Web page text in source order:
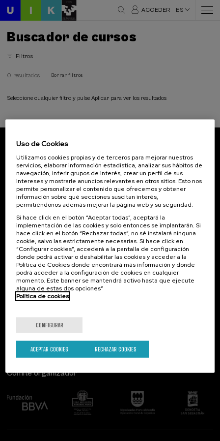
ACCEDER ES
Buscador de cursos
Filtros
0 resultados Borrar filtros
Seleccione cualquier filtro y pulse Aplicar para ver los resultados
Inscríbete para ser el primero/a en recibir las
novedades de UIK.
Suscribirse
Contacto
Palacio Miramar
Paseo de Miraconcha, 48
20007 Donostia / San Sebastián
Gipuzkoa, Spain
Contacta con nosotros
De interés...
Actividades anteriores
Comité organizador
Uso de Cookies
Utilizamos cookies propias y de terceros para mejorar nuestros
servicios, elaborar información estadística, analizar sus hábitos de
navegación, inferir grupos de interés, crear un perfil de sus
intereses y mostrarle anuncios relevantes en otros sitios. Esto nos
permite personalizar el contenido que ofrecemos y obtener
información sobre qué secciones suscitan interés,
permitiéndonos además mejorar la página web y su seguridad.
Si hace click en el botón “Aceptar todas”, aceptará la
implementación de las cookies y solo entonces se implantarán. Si
hace click en el botón “Rechazar todas”, no sé instalará ninguna
cookie, salvo las estrictamente necesarias. Si hace click en
“Configurar cookies”, accederá a la pantalla de configuración
donde podrá activar o deshabilitar las cookies y acceder a la
Política de Cookies donde encontrará más información y donde
podrá acceder a la configuración de cookies en cualquier
momento. Este banner se mantendrá activo hasta que ejecute
alguna de estas dos opciones”
Política de cookies
CONFIGURAR
RECHAZAR COOKIES
ACEPTAR COOKIES